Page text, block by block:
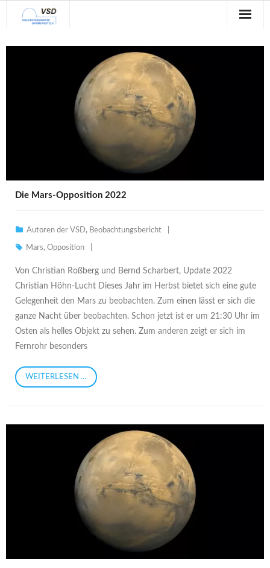
Anfahrt
Die Mars-Opposition 2022
Autoren der VSD, Beobachtungsbericht
Mars, Opposition
Von Christian Roßberg und Bernd Scharbert, Update 2022
Christian Höhn-Lucht Dieses Jahr im Herbst bietet sich eine gute
Gelegenheit den Mars zu beobachten. Zum einen lässt er sich die
ganze Nacht über beobachten. Schon jetzt ist er um 21:30 Uhr im
Osten als helles Objekt zu sehen. Zum anderen zeigt er sich im
Fernrohr besonders
WEITERLESEN …